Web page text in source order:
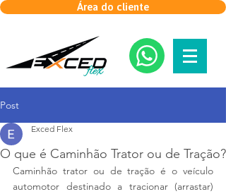
Área do cliente
Post
O que é Caminhão Trator ou de Tração?
Exced Flex
Caminhão trator ou de tração é o veículo
automotor destinado a tracionar (arrastar)